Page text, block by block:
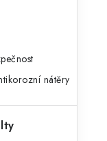
nátěry